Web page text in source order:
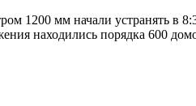
1200 мм начали устранять в
находились порядка 600